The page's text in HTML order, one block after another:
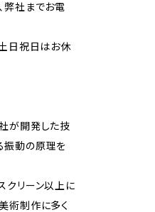
弊社までお電
日祝日はお休
が開発した技
振動の原理を
クリーン以上に
術制作に多く